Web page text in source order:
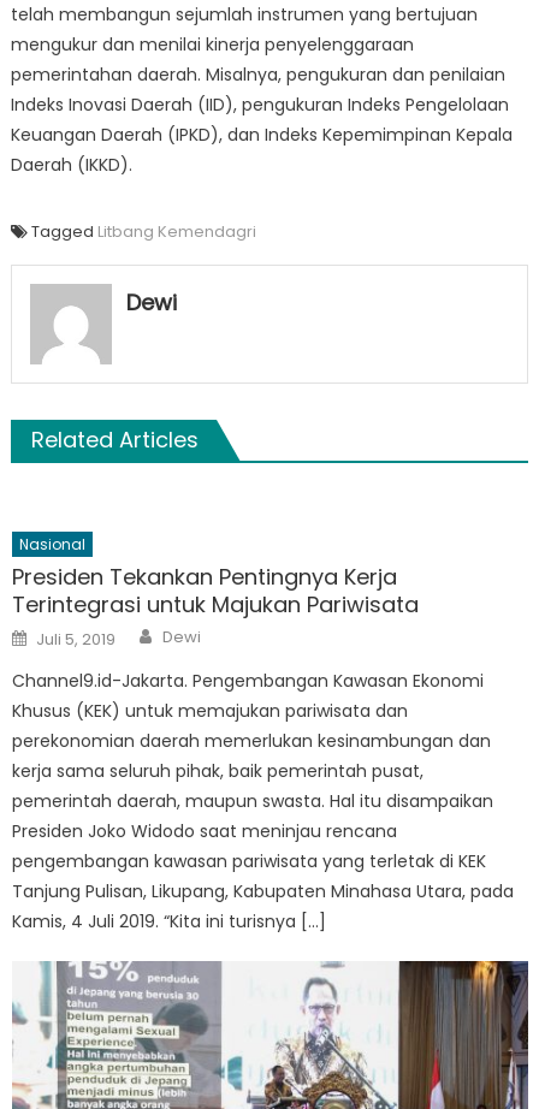
telah membangun sejumlah instrumen yang bertujuan
mengukur dan menilai kinerja penyelenggaraan
pemerintahan daerah. Misalnya, pengukuran dan penilaian
Indeks Inovasi Daerah (IID), pengukuran Indeks Pengelolaan
Keuangan Daerah (IPKD), dan Indeks Kepemimpinan Kepala
Daerah (IKKD).
Tagged Litbang Kemendagri
Dewi
Related Articles
Nasional
Presiden Tekankan Pentingnya Kerja
Terintegrasi untuk Majukan Pariwisata
Posted
on
Juli 5, 2019 Author
Dewi
Channel9.id-Jakarta. Pengembangan Kawasan Ekonomi
Khusus (KEK) untuk memajukan pariwisata dan
perekonomian daerah memerlukan kesinambungan dan
kerja sama seluruh pihak, baik pemerintah pusat,
pemerintah daerah, maupun swasta. Hal itu disampaikan
Presiden Joko Widodo saat meninjau rencana
pengembangan kawasan pariwisata yang terletak di KEK
Tanjung Pulisan, Likupang, Kabupaten Minahasa Utara, pada
Kamis, 4 Juli 2019. “Kita ini turisnya […]